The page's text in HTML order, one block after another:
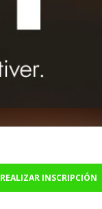
REALIZAR INSCRIPCIÓN